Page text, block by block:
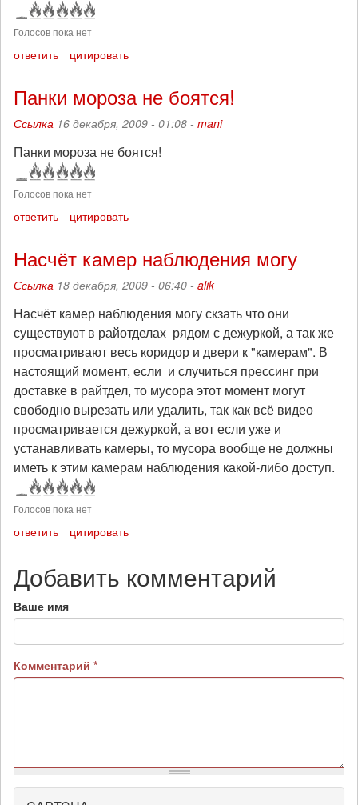
Голосов пока нет
ответить цитировать
Панки мороза не боятся!
Ссылка 16 декабря, 2009 - 01:08 - mani
Панки мороза не боятся!
Голосов пока нет
ответить цитировать
Насчёт камер наблюдения могу
Ссылка 18 декабря, 2009 - 06:40 - alik
Насчёт камер наблюдения могу скзать что они
существуют в райотделах рядом с дежуркой, а так же
просматривают весь коридор и двери к "камерам". В
настоящий момент, если и случиться прессинг при
доставке в райтдел, то мусора этот момент могут
свободно вырезать или удалить, так как всё видео
просматривается дежуркой, а вот если уже и
устанавливать камеры, то мусора вообще не должны
иметь к этим камерам наблюдения какой-либо доступ.
Голосов пока нет
ответить цитировать
Добавить комментарий
Ваше имя
Комментарий *